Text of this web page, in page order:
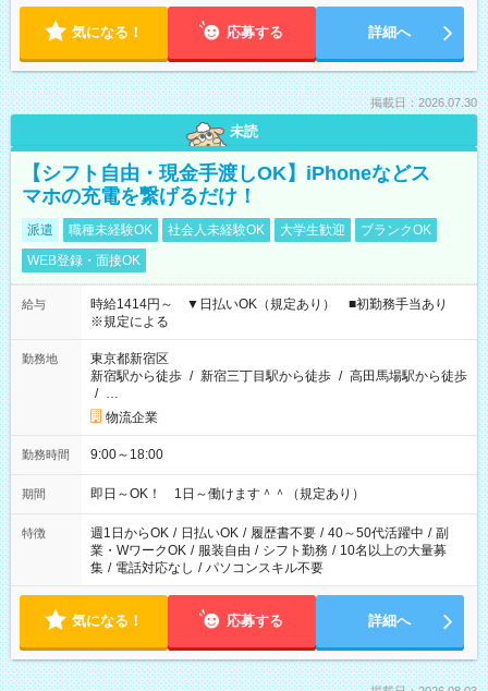
気になる！ 応募する 詳細へ
掲載日：2026.07.30
未読
【シフト自由・現金手渡しOK】iPhoneなどス
マホの充電を繋げるだけ！
派遣 職種未経験OK 社会人未経験OK 大学生歓迎
ブランクOK
WEB登録・面接OK
給与
時給1414円～ ▼日払いOK（規定あり） ■初勤務手当あり
※規定による
勤務地
東京都新宿区
新宿駅から徒歩 / 新宿三丁目駅から徒歩 / 高田馬場駅から徒歩
/ …
物流企業
勤務時間 9:00～18:00
期間 即日～OK！ 1日～働けます＾＾（規定あり）
特徴 週1日からOK / 日払いOK / 履歴書不要 / 40～50代活躍中 / 副
業・WワークOK / 服装自由 / シフト勤務 / 10名以上の大量募
集 / 電話対応なし / パソコンスキル不要
気になる！ 応募する 詳細へ